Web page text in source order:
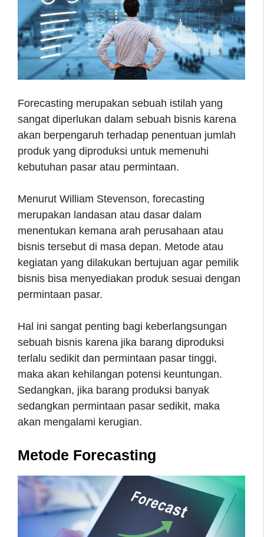
Forecasting merupakan sebuah istilah yang
sangat diperlukan dalam sebuah bisnis karena
akan berpengaruh terhadap penentuan jumlah
produk yang diproduksi untuk memenuhi
kebutuhan pasar atau permintaan.
Menurut William Stevenson, forecasting
merupakan landasan atau dasar dalam
menentukan kemana arah perusahaan atau
bisnis tersebut di masa depan. Metode atau
kegiatan yang dilakukan bertujuan agar pemilik
bisnis bisa menyediakan produk sesuai dengan
permintaan pasar.
Hal ini sangat penting bagi keberlangsungan
sebuah bisnis karena jika barang diproduksi
terlalu sedikit dan permintaan pasar tinggi,
maka akan kehilangan potensi keuntungan.
Sedangkan, jika barang produksi banyak
sedangkan permintaan pasar sedikit, maka
akan mengalami kerugian.
Metode Forecasting